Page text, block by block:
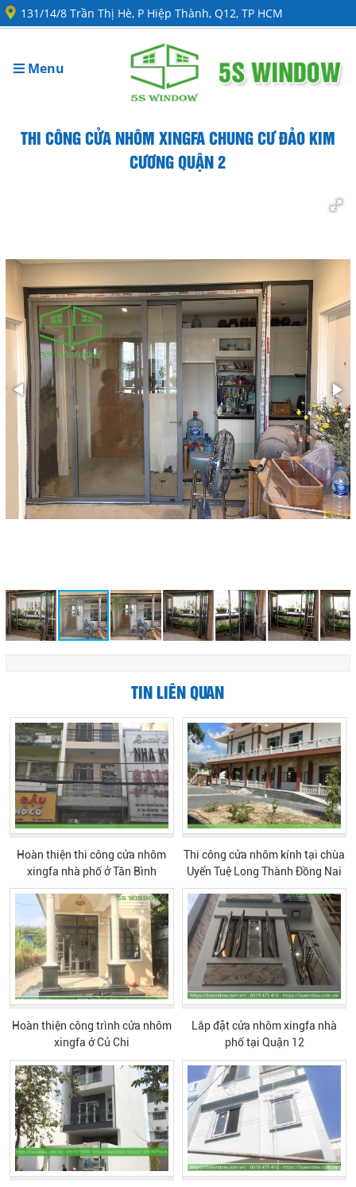
131/14/8 Trần Thị Hè, P Hiệp Thành, Q12, TP HCM
Menu
THI CÔNG CỬA NHÔM XINGFA CHUNG CƯ ĐẢO KIM
CƯƠNG QUẬN 2
TIN LIÊN QUAN
Hoàn thiện thi công cửa nhôm
xingfa nhà phố ở Tân Bình
Thi công cửa nhôm kính tại chùa
Uyển Tuệ Long Thành Đồng Nai
Hoàn thiện công trình cửa nhôm
xingfa ở Củ Chi
Lắp đặt cửa nhôm xingfa nhà
phố tại Quận 12